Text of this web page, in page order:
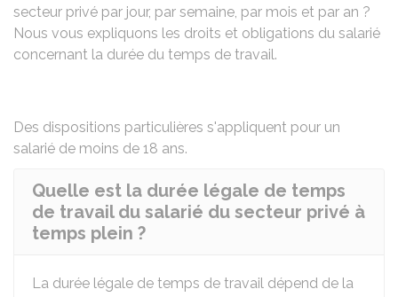
secteur privé par jour, par semaine, par mois et par an ?
Nous vous expliquons les droits et obligations du salarié
concernant la durée du temps de travail.
Des dispositions particulières s'appliquent pour un
salarié de moins de 18 ans.
Quelle est la durée légale de temps
de travail du salarié du secteur privé à
temps plein ?
La durée légale de temps de travail dépend de la